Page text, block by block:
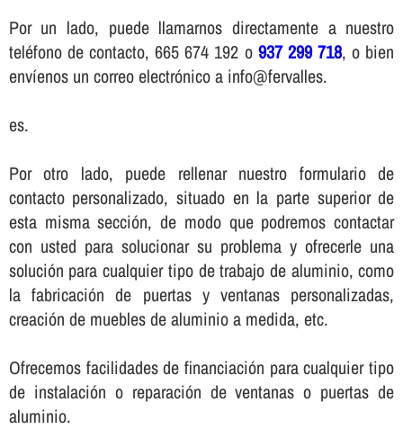
Por un lado, puede llamarnos directamente a nuestro
teléfono de contacto, 665 674 192 o 937 299 718, o bien
enví­enos un correo electrónico a info@fervalles.
es.
Por otro lado, puede rellenar nuestro formulario de
contacto personalizado, situado en la parte superior de
esta misma sección, de modo que podremos contactar
con usted para solucionar su problema y ofrecerle una
solución para cualquier tipo de trabajo de aluminio, como
la fabricación de puertas y ventanas personalizadas,
creación de muebles de aluminio a medida, etc.
Ofrecemos facilidades de financiación para cualquier tipo
de instalación o reparación de ventanas o puertas de
aluminio.